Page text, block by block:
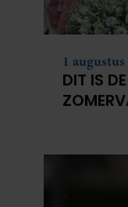
1
DIT IS